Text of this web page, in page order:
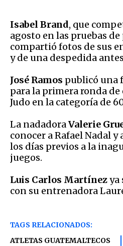
Isabel Brand, que
agosto en las pruebas
compartió fotos de sus
y de una despedida
José Ramos publicó una
para la primera ronda
Judo en la categoría de
La nadadora Valerie
conocer a Rafael Nadal
los días previos a la
juegos.
Luis Carlos Martínezya
con su entrenadora
TAGS RELACIONADOS:
ATLETAS GUATEMALTECOS